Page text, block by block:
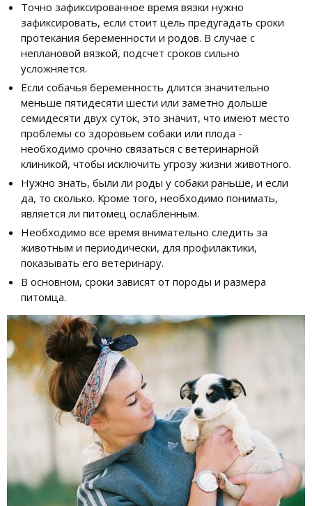
Точно зафиксированное время вязки нужно
зафиксировать, если стоит цель предугадать сроки
протекания беременности и родов. В случае с
неплановой вязкой, подсчет сроков сильно
усложняется.
Если собачья беременность длится значительно
меньше пятидесяти шести или заметно дольше
семидесяти двух суток, это значит, что имеют место
проблемы со здоровьем собаки или плода -
необходимо срочно связаться с ветеринарной
клиникой, чтобы исключить угрозу жизни животного.
Нужно знать, были ли роды у собаки раньше, и если
да, то сколько. Кроме того, необходимо понимать,
является ли питомец ослабленным.
Необходимо все время внимательно следить за
животным и периодически, для профилактики,
показывать его ветеринару.
В основном, сроки зависят от породы и размера
питомца.